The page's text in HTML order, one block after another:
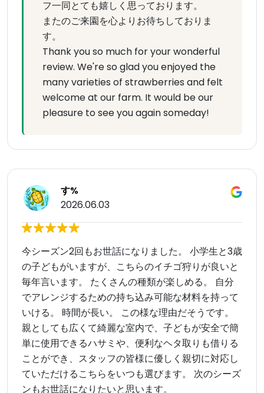
フ一同とても嬉しく思っております。
またのご来園を心よりお待ちしておりま
す。
Thank you so much for your wonderful
review. We're so glad you enjoyed the
many varieties of strawberries and felt
welcome at our farm. It would be our
pleasure to see you again someday!
す%
2026.06.03
今シーズン2回もお世話になりました。 小学生と3歳
の子どもがいますが、こちらのイチゴ狩りが良いと
毎年言います。 たくさんの種類が楽しめる。 自分
でアレンジするための持ち込み可能な材料を持って
いける。 時間が長い。 この様な理由だそうです。
親としても広くて綺麗な室内で、子どもが安全で簡
単に使用できるハサミや、便利なヘタ取りも借りる
ことができ、スタッフの皆様に優しく親切に対応し
ていただけるこちらをいつも選びます。 次のシーズ
ンもお世話になりたいと思います。